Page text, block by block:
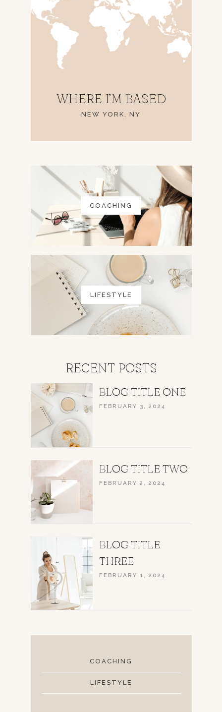
WHERE I’M BASED
NEW YORK, NY
COACHING
LIFESTYLE
RECENT POSTS
BLOG TITLE ONE
FEBRUARY 3, 2024
BLOG TITLE TWO
FEBRUARY 2, 2024
BLOG TITLE
THREE
FEBRUARY 1, 2024
COACHING
LIFESTYLE